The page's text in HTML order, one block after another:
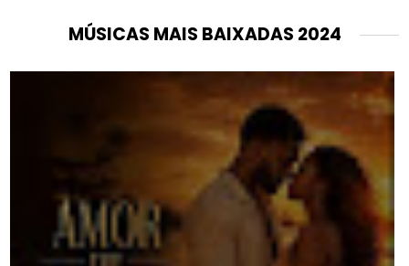
MÚSICAS MAIS BAIXADAS 2024